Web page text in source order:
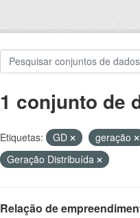
1 conjunto de
Etiquetas: GD geração
Geração Distribuída
Relação de